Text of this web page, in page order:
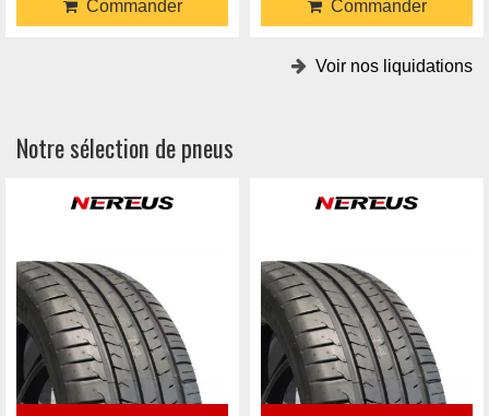
Commander Commander
Voir nos liquidations
Notre sélection de pneus